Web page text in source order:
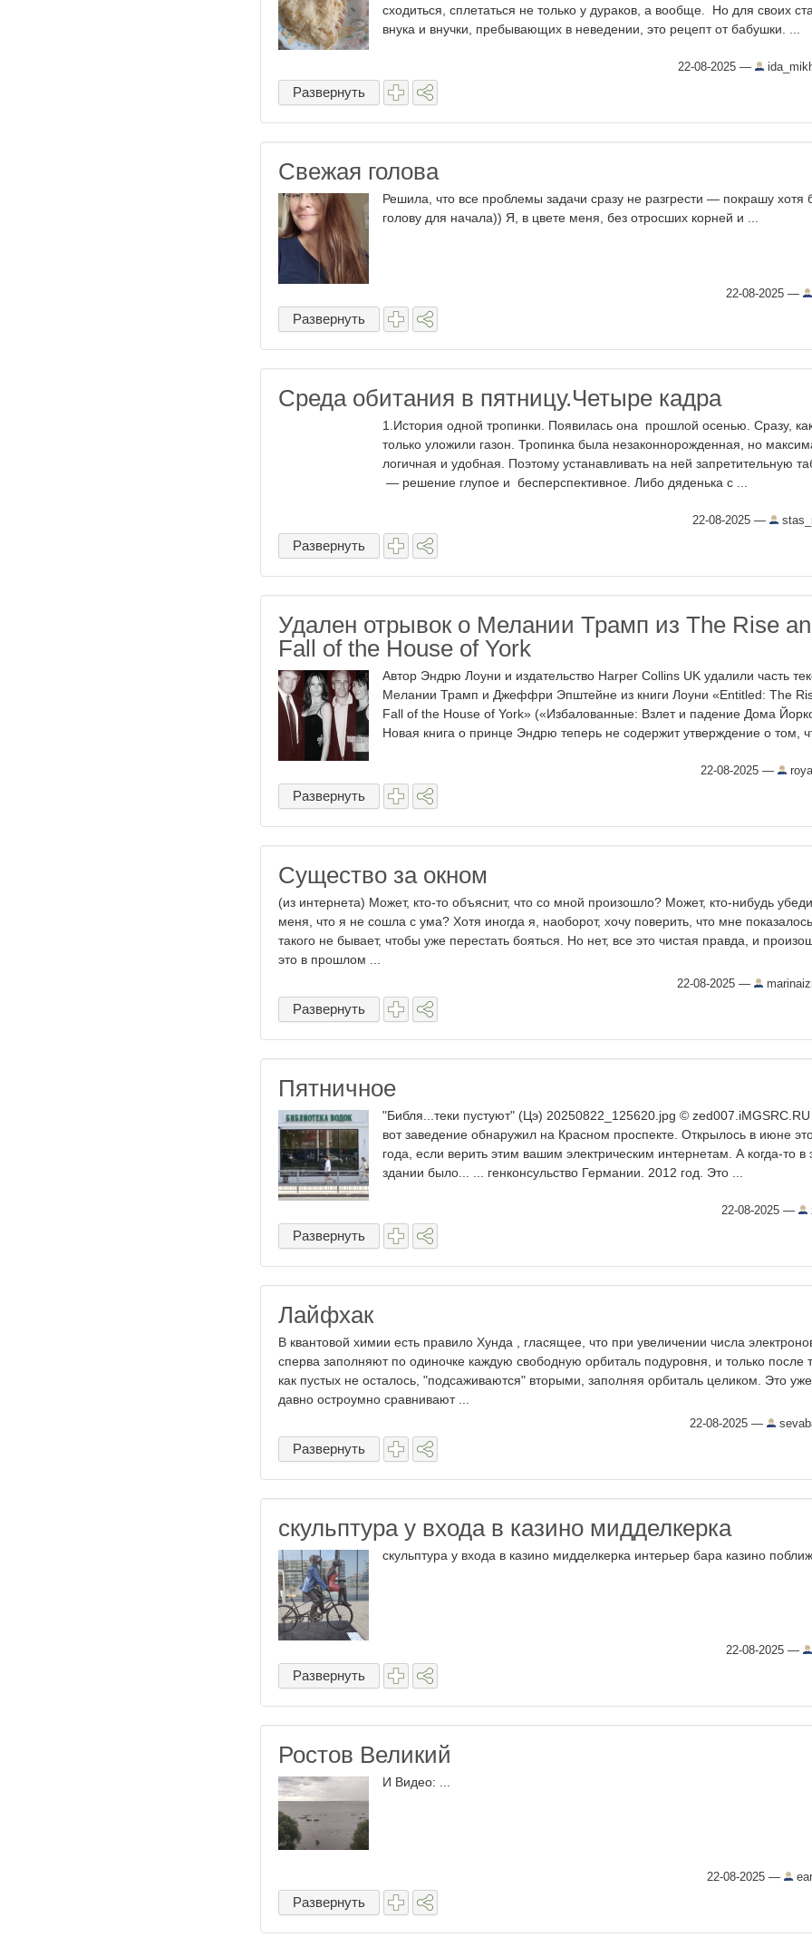
сходиться, сплетаться не только у дураков, а вообще. Но для своих
внука и внучки, пребывающих в неведении, это рецепт от бабушки. ...
22-08-2025 —
Развернуть
Свежая голова
Решила, что все проблемы задачи сразу не разгрести — покрашу хотя
голову для начала)) Я, в цвете меня, без отросших корней и ...
22-08-2025 —
Развернуть
Среда обитания в пятницу.Четыре кадра
1.История одной тропинки. Появилась она прошлой осенью. Сразу,
только уложили газон. Тропинка была незаконнорожденная, но
логичная и удобная. Поэтому устанавливать на ней запретительную
— решение глупое и бесперспективное. Либо дяденька с ...
22-08-2025 —
Развернуть
Удален отрывок о Мелании Трамп из The Rise
Fall of the House of York
Автор Эндрю Лоуни и издательство Harper Collins UK удалили часть
Мелании Трамп и Джеффри Эпштейне из книги Лоуни «Entitled: The
Fall of the House of York» («Избалованные: Взлет и падение Дома
Новая книга о принце Эндрю теперь не содержит утверждение о том,
22-08-2025 —
Развернуть
Существо за окном
(из интернета) Может, кто-то объяснит, что со мной произошло? Может, кто-нибудь
меня, что я не сошла с ума? Хотя иногда я, наоборот, хочу поверить, что мне
такого не бывает, чтобы уже перестать бояться. Но нет, все это чистая правда, и
это в прошлом ...
22-08-2025 —
Развернуть
Пятничное
"Библя...теки пустуют" (Цэ) 20250822_125620.jpg ©
вот заведение обнаружил на Красном проспекте. Открылось в июне
года, если верить этим вашим электрическим интернетам. А когда-то в
здании было... ... генконсульство Германии. 2012 год. Это ...
22-08-2025 —
Развернуть
Лайфхак
В квантовой химии есть правило Хунда , гласящее, что при увеличении числа
сперва заполняют по одиночке каждую свободную орбиталь подуровня, и только после
как пустых не осталось, "подсаживаются" вторыми, заполняя орбиталь целиком. Это уже
давно остроумно сравнивают ...
22-08-2025 —
Развернуть
скульптура у входа в казино мидделкерка
скульптура у входа в казино мидделкерка интерьер бара казино
22-08-2025 —
Развернуть
Ростов Великий
И Видео: ...
22-08-2025 —
Развернуть